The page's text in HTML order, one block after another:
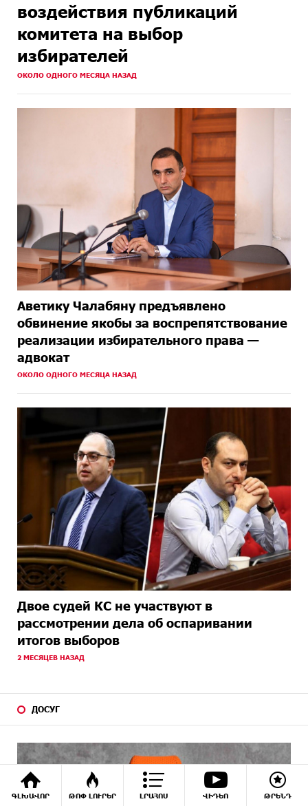
ԳԼԽԱՎՈՐ ԹՈՓ ԼՈՒՐԵՐ ԼՐԱՀՈՍ ՎԻԴԵՈ ԹՐԵՆԴ
воздействия публикаций
комитета на выбор
избирателей
ОКОЛО ОДНОГО МЕСЯЦА НАЗАД
Аветику Чалабяну предъявлено
обвинение якобы за воспрепятствование
реализации избирательного права —
адвокат
ОКОЛО ОДНОГО МЕСЯЦА НАЗАД
Двое судей КС не участвуют в
рассмотрении дела об оспаривании
итогов выборов
2 МЕСЯЦЕВ НАЗАД
ДОСУГ